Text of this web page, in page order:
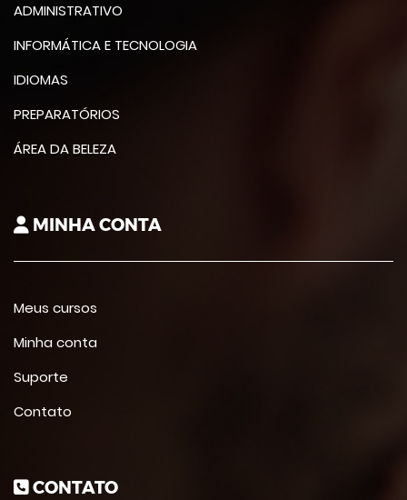
ADMINISTRATIVO
INFORMÁTICA E TECNOLOGIA
IDIOMAS
PREPARATÓRIOS
ÁREA DA BELEZA
MINHA CONTA
Meus cursos
Minha conta
Suporte
Contato
CONTATO